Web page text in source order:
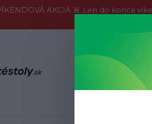
AKCIA 🚨 Len do konca
do